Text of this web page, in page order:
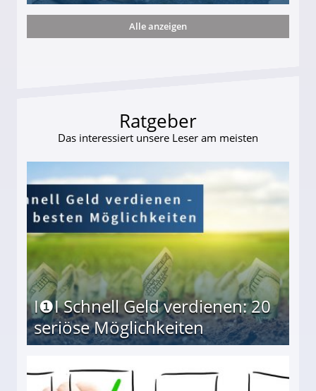
darf Geld behalten!
Alle anzeigen
Ratgeber
Das interessiert unsere Leser am meisten
I❶I Schnell Geld verdienen: 20
seriöse Möglichkeiten